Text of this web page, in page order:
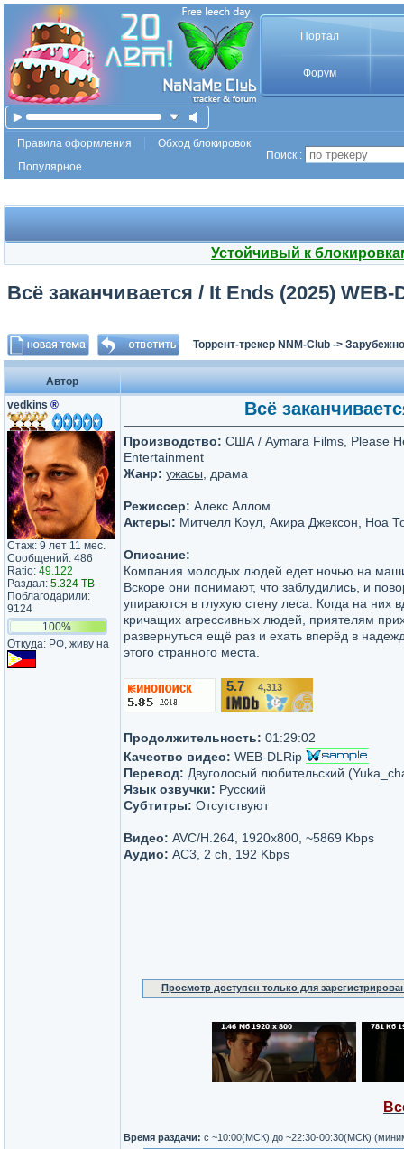
Портал
Форум
Правила оформления
Обход блокировок
Популярное
Поиск :
Устойчивый к
Всё заканчивается / It Ends (2025)
Торрент-трекер NNM-Club ->
Автор
vedkins ®
Стаж: 9 лет 11 мес.
Сообщений: 486
Ratio: 49.122
Раздал: 5.324 TB
Поблагодарили:
9124
100%
Откуда: РФ, живу на
Всё
Производство: США / Aymara Films, Please
Entertainment
Жанр: ужасы , драма
Режиссер: Алекс Аллом
Актеры: Митчелл Коул, Акира Джексон, Ноа
Описание:
Компания молодых людей едет ночью на
Вскоре они понимают, что заблудились, и
упираются в глухую стену леса. Когда на них
кричащих агрессивных людей, приятелям
развернуться ещё раз и ехать вперёд в
этого странного места.
5.7 4,313
Продолжительность: 01:29:02
Качество видео: WEB-DLRip
Перевод: Двуголосый любительский
Язык озвучки: Русский
Субтитры: Отсутствуют
Видео: AVC/H.264, 1920x800, ~5869 Kbps
Аудио: AC3, 2 ch, 192 Kbps
Просмотр доступен только для
Время раздачи: с ~10:00(МСК) до ~22:30-00:30(МСК)